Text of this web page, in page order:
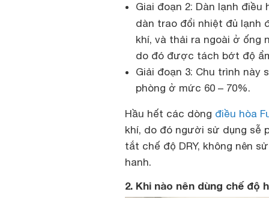
Giai đoạn 2: Dàn lạnh
dàn trao đổi nhiệt đủ lạnh
khí, và thải ra ngoài ở ống
do đó được tách bớt độ
Giải đoạn 3: Chu trình
phòng ở mức 60 – 70%.
Hầu hết các dòng điều hòa
khí, do đó người sử dụng sễ
tắt chế độ DRY, không nên
hanh.
2. Khi nào nên dùng chế độ